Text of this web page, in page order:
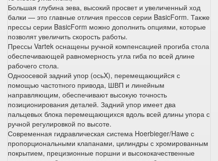
Большая глубина зева, высокий просвет и увеличенный ход
балки — это главные отличия прессов серии BasicForm. Также
прессы серии BasicForm можно дополнить опциями, которые
позволят увеличить скорость работы.
Прессы Vartek оснащены ручной компенсацией прогиба стола
обеспечивающей равномерность угла гиба по всей длине
рабочего стола.
Одноосевой задний упор (осьX), перемещающийся с
помощью частотного привода, ШВП и линейным
направляющим, обеспечивают высокую точность
позиционирования деталей. Задний упор имеет два
пальцевых блока перемещающихся вдоль всей длины упора с
ручной регулировкой по высоте.
Современная гидравлическая система Hoerbieger/Hawe с
пропорциональными клапанами, цилиндры с хромированным
покрытием, прецизионные поршни и высококачественные